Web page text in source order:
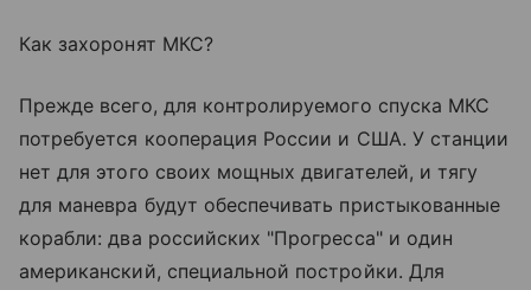
Как захоронят МКС?
Прежде всего, для контролируемого спуска МКС
потребуется кооперация России и США. У станции
нет для этого своих мощных двигателей, и тягу
для маневра будут обеспечивать пристыкованные
корабли: два российских "Прогресса" и один
американский, специальной постройки. Для